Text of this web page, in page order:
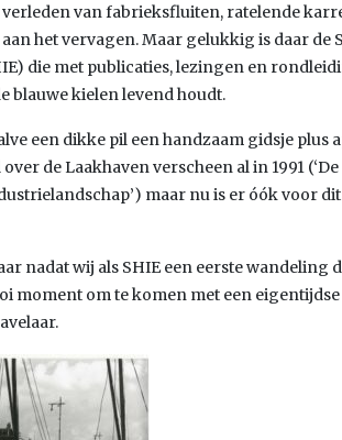
van fabrieksfluiten, ratelende
het vervagen. Maar gelukkig is daar de
die met publicaties, lezingen en
blauwe kielen levend houdt.
een dikke pil een handzaam gidsje plus
de Laakhaven verscheen al in 1991
maar nu is er óók voor
nadat wij als SHIE een eerste wandeling
moment om te komen met een